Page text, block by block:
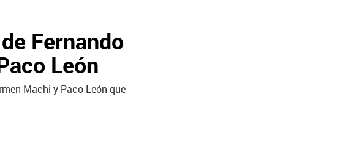
Fernando
León
Machi y Paco León que